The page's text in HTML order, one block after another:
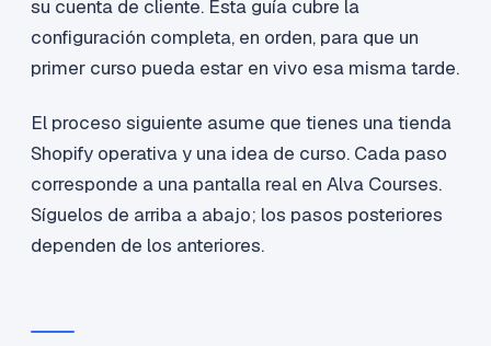
su cuenta de cliente. Esta guía cubre la
configuración completa, en orden, para que un
primer curso pueda estar en vivo esa misma tarde.
El proceso siguiente asume que tienes una tienda
Shopify operativa y una idea de curso. Cada paso
corresponde a una pantalla real en Alva Courses.
Síguelos de arriba a abajo; los pasos posteriores
dependen de los anteriores.